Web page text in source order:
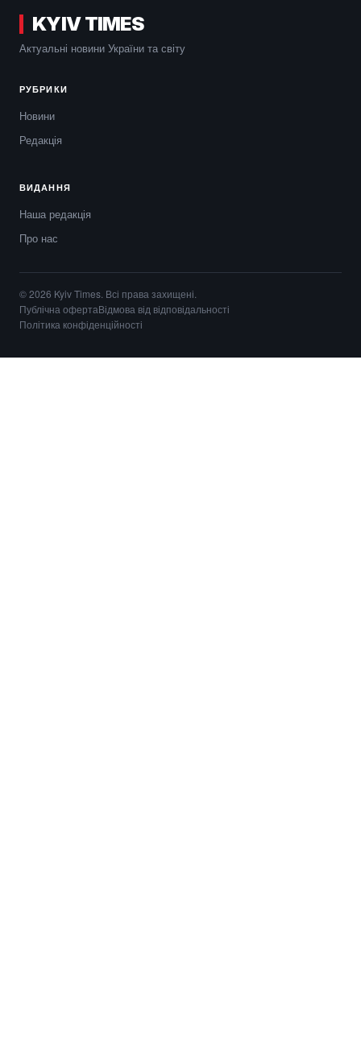
KYIV TIMES
Актуальні новини України та світу
РУБРИКИ
Новини
Редакція
ВИДАННЯ
Наша редакція
Про нас
© 2026 Kyiv Times. Всі права захищені.
Публічна офертаВідмова від відповідальності
Політика конфіденційності